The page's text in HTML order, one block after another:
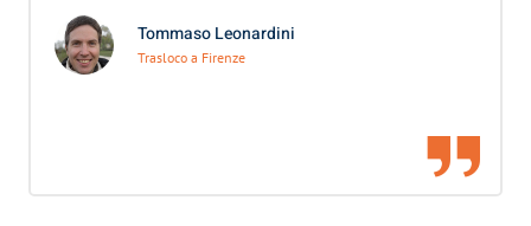
Tommaso Leonardini
Trasloco a Firenze